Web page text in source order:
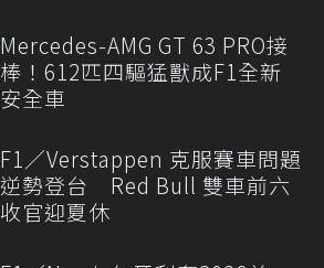
Mercedes-AMG GT 63 PRO接
棒！612匹四驅猛獸成F1全新
安全車
F1／Verstappen 克服賽車問題
逆勢登台 Red Bull 雙車前六
收官迎夏休